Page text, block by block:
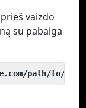
vaizdo
su pabaiga
path/to/